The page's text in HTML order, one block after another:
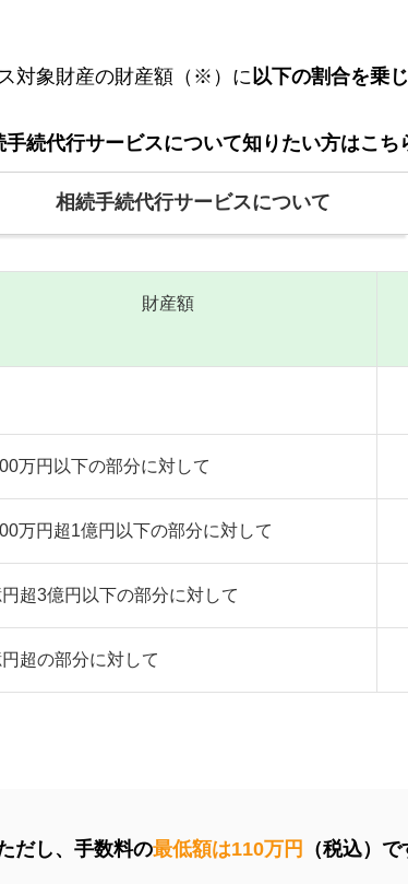
対象財産の財産額（※）に以下の割合を乗
手続代行サービスについて知りたい方はこち
相続手続代行サービスについて
財産額
万円以下の部分に対して
万円超1億円以下の部分に対して
超3億円以下の部分に対して
超の部分に対して
だし、手数料の最低額は110万円 （税込）で